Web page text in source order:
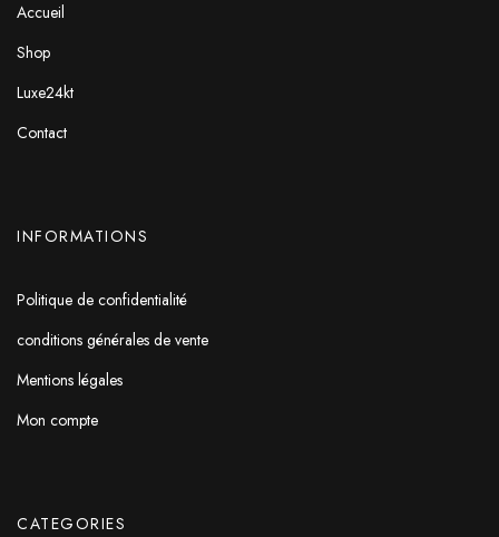
Accueil
Shop
Luxe24kt
Contact
INFORMATIONS
Politique de confidentialité
conditions générales de vente
Mentions légales
Mon compte
CATEGORIES